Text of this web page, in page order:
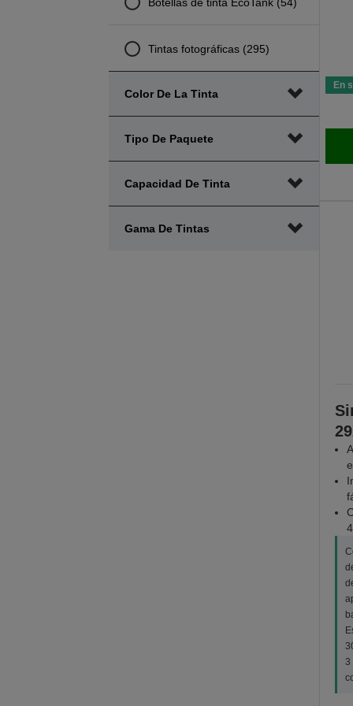
Tintas fotográficas (295)
Color De La Tinta
Tipo De Paquete
Capacidad De Tinta
Gama De Tintas
En
3